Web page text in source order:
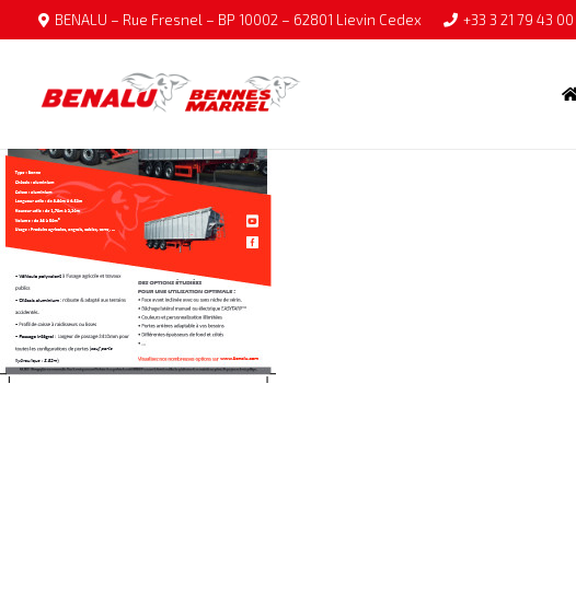
BENALU – Rue Fresnel – BP 10002 – 62801 Lievin Cedex +33 3 21 79 43 00